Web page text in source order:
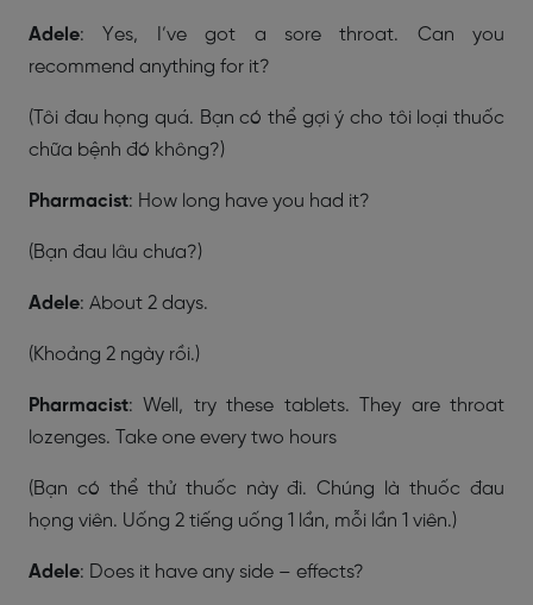
Adele: Yes, I’ve got a sore throat. Can you
recommend anything for it?
(Tôi đau họng quá. Bạn có thể gợi ý cho tôi loại thuốc
chữa bệnh đó không?)
Pharmacist: How long have you had it?
(Bạn đau lâu chưa?)
Adele: About 2 days.
(Khoảng 2 ngày rồi.)
Pharmacist: Well, try these tablets. They are throat
lozenges. Take one every two hours
(Bạn có thể thử thuốc này đi. Chúng là thuốc đau
họng viên. Uống 2 tiếng uống 1 lần, mỗi lần 1 viên.)
Adele: Does it have any side – effects?